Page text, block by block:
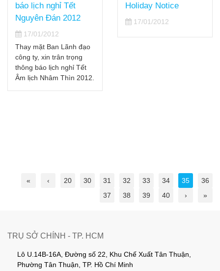
Holiday Notice
17/01/2012
13/01/2012
« ‹ 20 30 31 32 33 34 35
36
37
38 39 40 › »
TRỤ SỞ CHÍNH - TP. HCM
Lô U.14B-16A, Đường số 22, Khu Chế Xuất Tân Thuận,
Phường Tân Thuận, TP. Hồ Chí Minh